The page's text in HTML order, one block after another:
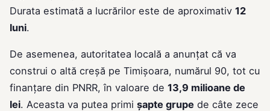
Durata estimată a lucrărilor este de aproximativ 12
luni.
De asemenea, autoritatea locală a anunțat că va
construi o altă creșă pe Timișoara, numărul 90, tot cu
finanțare din PNRR, în valoare de 13,9 milioane de
lei. Aceasta va putea primi șapte grupe de câte zece